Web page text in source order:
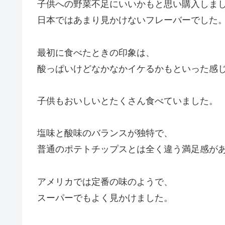
子供への野菜不足にいいかもと思い購入しまし
日本ではあまり見かけないフレーバーでした。
最初に食べたときの印象は、
酸っぱいけどなかなかイケるかもといった感
子供もおいしいとたくさん食べていました。
塩味と酸味のバランスが独特で、
普通のポテトチップスとは全く違う満足感が
アメリカでは定番の味のようで、
スーパーでもよく見かけました。